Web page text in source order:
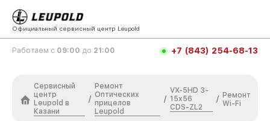
Официальный сервисный центр Leupold
Работаем с 09:00 до 21:00 +7 (843) 254-68-13
Сервисный
центр
Leupold в
Казани
/
Ремонт
Оптических
прицелов
Leupold
/
VX-5HD 3-
15x56
CDS-ZL2
/ Ремонт
Wi-Fi